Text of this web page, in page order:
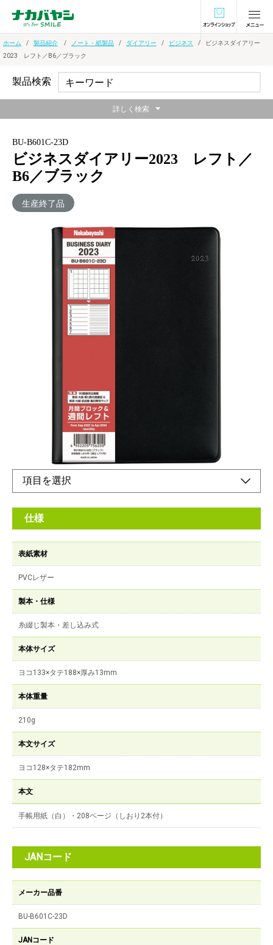
オンラインショ
ホーム 製品紹介 ノート・紙製品 ダイアリー ビジネス
ビジネスダイアリー
2023 レフト／B6／ブラック
BU-B601C-23D
ビジネスダイアリー2023 レフト／
B6／ブラック
生産終了品
ビジネスユースに最適な、ベーシックなデザイン
の手帳です。
仕様
表紙素材
PVCレザー
製本・仕様
糸綴じ製本・差し込み式
本体サイズ
ヨコ133×タテ188×厚み13mm
本体重量
210g
本文サイズ
ヨコ128×タテ182mm
本文
手帳用紙（白）・208ページ（しおり2本付）
JANコード
メーカー品番
BU-B601C-23D
JANコード
製品検索
詳しく検索